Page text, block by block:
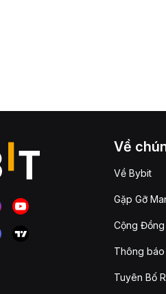
Về
Về Bybit
Gặp Gỡ
Cộng
Thông báo
Tuyên Bố